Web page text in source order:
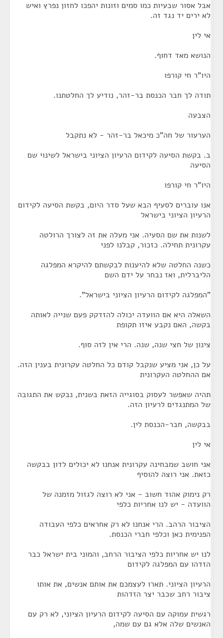
אבל אסור שבעיות כמו סמים וזונות יהפכו לחזון נפרץ ואיש
לא ירים יד נגד זה.
אי לין
הנושא מאד דחוף.
היו"ר חי קורפו
תודה לך חבר הכנסת בר-זהר, נודיע לך החלטתנו.
הצבעה
הערעור של חה"כ מיכאל בר-זהר - לא נתקבל
ב. בקשת הסיעה לקידום הרעיון הציוני בישראל לשינוי שם
הסיעה
היו"ר חי קורפו
אנו עוברים לסעיף הבא שעל סדר היום, בקשת הסיעה לקידום
הרעיון הציוני בישראל
לשנות את שם הסעיה. אני מעלה את זה לצורך הרולטה
עקרונית תחילה. כזכור, קבלנו לפני
כשנה החלטה שלא להיענות לבקשתם להיקרא המפלגה
הליברלית, ואז נבחר על ידם השם
"המפלגה לקידום הרעיון הציוני בישראל".
השאלה היא אם הוועדה יכולה להזדקק פעם שנייה לאותה
בקשה, האם נקבע איזו תקופת
צינון של חצי שנה, שנה. הרי אין לזה סוף.
על כן, אני מציע שנקבל קודם כל החלטה עקרונית בענין הזה.
אם ההחלטה העקרונית
תהיה שאפשר לעסוק בסוגייה הזאת בשנית, נבקש את התגובה
של המתנגדים לרעיון הזה.
בבקשה, חבר-הכנסת לין.
אי לין
אני חושב שמבחינה עקרונית אנחנו לא יכולים לדון בבקשה
כזאת. אני רוצה להוסיף
רק נימוק אהוד חשוב - אני לא רוצה לגזול מזמנה של
הוועדה - יש לנו אחריות כלפי
הציבור הרהב. הרי אנחנו לא רק אחראים כלפי העבודה
הפנימית כאן וכלפי חברי הכנסת.
לנו יש אחריות כלפי הציבור הרחב, והמוני בית ישראל כבר
הזדהו עם המפלגה לקידום
הרעיון הציוני. תארו לעצמכם את אותם אנשים, את אותו
ציבור רחב שכבר יצר הזדהות
רגשית עמוקה עם הסיעה לקידום הרעיון הציוני, לא רק עם
האנשים שלה אלא גם עם שמה,